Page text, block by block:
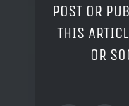
POST OR
THIS
OR